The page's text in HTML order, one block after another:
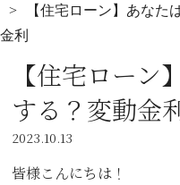
【住宅ローン】あなた
金利
【住宅ローン
する？変動金
2023.10.13
皆様こんにちは！